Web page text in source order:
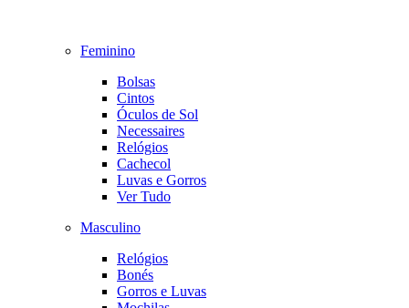
Feminino
Bolsas
Cintos
Óculos de Sol
Necessaires
Relógios
Cachecol
Luvas e Gorros
Ver Tudo
Masculino
Relógios
Bonés
Gorros e Luvas